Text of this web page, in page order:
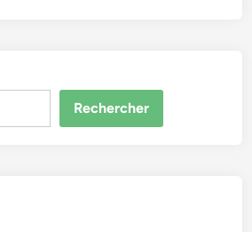
Rechercher